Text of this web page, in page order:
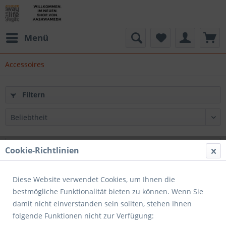
Menü
Accessoires
Filtern
Cookie-Richtlinien
Diese Website verwendet Cookies, um Ihnen die
bestmögliche Funktionalität bieten zu können. Wenn Sie
damit nicht einverstanden sein sollten, stehen Ihnen
folgende Funktionen nicht zur Verfügung: